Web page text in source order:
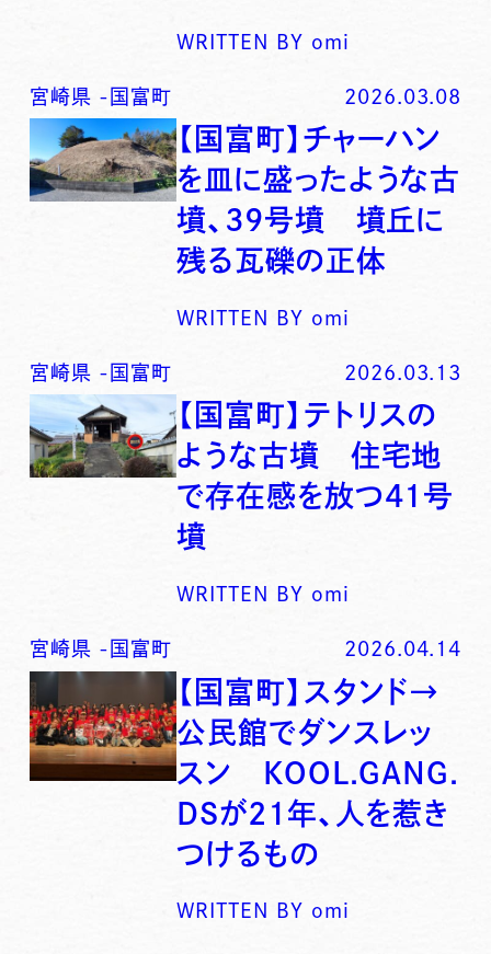
WRITTEN BY omi
宮崎県 - 国富町 2026.03.08
【国富町】チャーハン
を皿に盛ったような古
墳、39号墳 墳丘に
残る瓦礫の正体
WRITTEN BY omi
宮崎県 - 国富町 2026.03.13
【国富町】テトリスの
ような古墳 住宅地
で存在感を放つ41号
墳
WRITTEN BY omi
宮崎県 - 国富町 2026.04.14
【国富町】スタンド→
公民館でダンスレッ
スン KOOL.GANG.
DSが21年、人を惹き
つけるもの
WRITTEN BY omi